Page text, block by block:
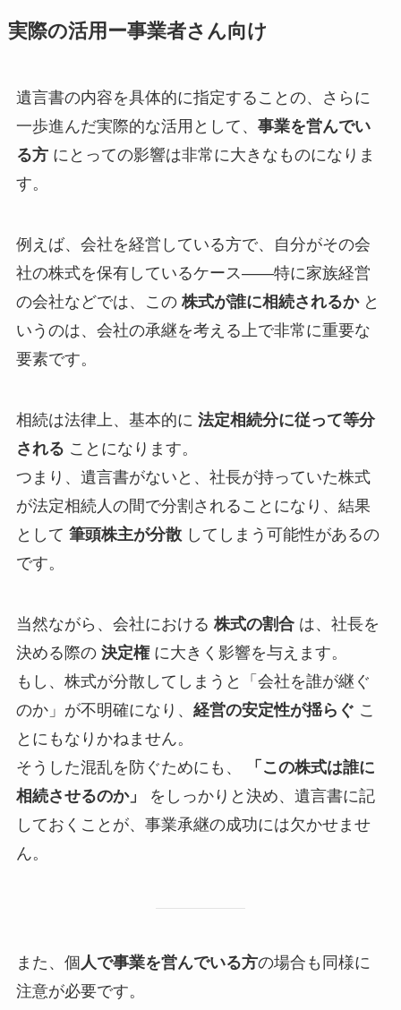
実際の活用ー事業者さん向け
遺言書の内容を具体的に指定することの、さらに
一歩進んだ実際的な活用として、 事業を営んでい
る方にとっての影響は非常に大きなものになりま
す。
例えば、会社を経営している方で、自分がその会
社の株式を保有しているケース――特に家族経営
の会社などでは、この 株式が誰に相続されるかと
いうのは、会社の承継を考える上で非常に重要な
要素です。
相続は法律上、基本的に 法定相続分に従って等分
される ことになります。
つまり、遺言書がないと、社長が持っていた株式
が法定相続人の間で分割されることになり、結果
として 筆頭株主が分散してしまう可能性があるの
です。
当然ながら、会社における 株式の割合は、社長を
決める際の 決定権に大きく影響を与えます。
もし、株式が分散してしまうと「会社を誰が継ぐ
のか」が不明確になり、 経営の安定性が揺らぐ こ
とにもなりかねません。
そうした混乱を防ぐためにも、
「この株式は誰に
相続させるのか」
をしっかりと決め、遺言書に記
しておくことが、事業承継の成功には欠かせませ
ん。
また、個 人で事業を営んでいる方の場合も同様に
注意が必要です。